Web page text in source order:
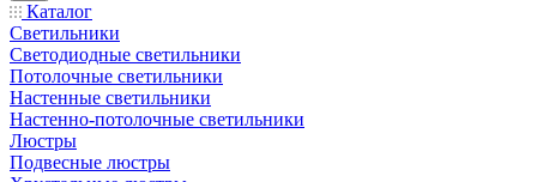
Каталог
Светильники
Светодиодные светильники
Потолочные светильники
Настенные светильники
Настенно-потолочные светильники
Люстры
Подвесные люстры